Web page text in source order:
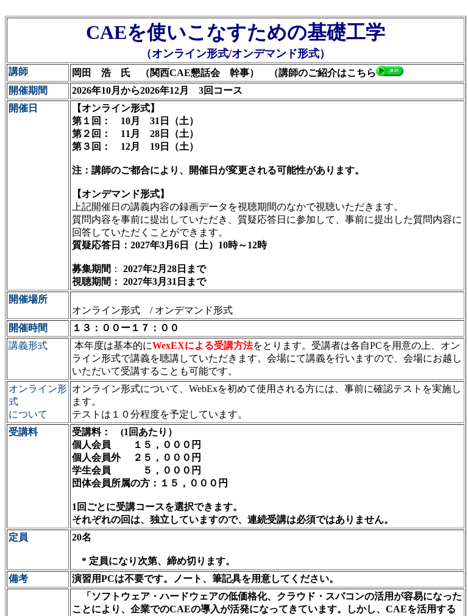
CAEを使いこなすための基礎工学
（オンライン形式/オンデマンド形式）
講師
岡田 浩 氏 （関西CAE懇話会 幹事） （講師のご紹介はこちら
開催期間
2026年10月から2026年12月 3回コース
開催日
【オンライン形式】
第１回： 10月 31日（土）
第２回： 11月 28日（土）
第３回： 12月 19日（土）
注：講師のご都合により、開催日が変更される可能性があります。
【オンデマンド形式】
上記開催日の講義内容の録画データを視聴期間のなかで視聴いただきます。
質問内容を事前に提出していただき、質疑応答日に参加して、事前に提出した質問内容に
回答していただくことができます。
質疑応答日：2027年3月6日（土）10時～12時
募集期間 ： 2027年2月28日まで
視聴期間： 2027年3月31日まで
開催場所
オンライン形式 / オンデマンド形式
開催時間
１３：００ー１７：００
講義形式
本年度は基本的にWexEXによる受講方法をとります。受講者は各自PCを用意の上、オン
ライン形式で講義を聴講していただきます。会場にて講義を行いますので、会場にお越し
いただいて受講することも可能です。
オンライン形
式
について
オンライン形式について、WebExを初めて使用される方には、事前に確認テストを実施し
ます。
テストは１０分程度を予定しています。
受講料
受講料： (1回あたり）
個人会員 １５，０００円
個人会員外 ２５，０００円
学生会員 ５，０００円
団体会員所属の方：１５，０００円
1回ごとに受講コースを選択できます。
それぞれの回は、独立していますので、連続受講は必須ではありません。
定員
20名
* 定員になり次第、締め切ります。
備考
演習用PCは不要です。ノート、筆記具を用意してください。
「ソフトウェア・ハードウェアの低価格化、クラウド・スパコンの活用が容易になった
ことにより、企業でのCAEの導入が活発になってきています。しかし、CAEを活用する